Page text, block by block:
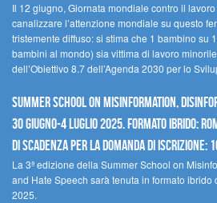
Il 12 giugno, Giornata mondiale contro il
canalizzare l’attenzione mondiale su questo
tristemente diffuso: si stima che 1 bambino su
bambini al mondo) sia vittima di lavoro
dell’Obiettivo 8.7 dell’Agenda 2030 per lo
Summer School on Misinformation,
30 giugno-4 luglio 2025. Formato ibrido:
di scadenza per la domanda di iscrizione:
La 3ª edizione della Summer School on
and Hate Speech sarà tenuta in formato
2025.